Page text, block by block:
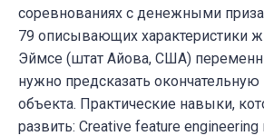
соревнованиях с денежными
79 описывающих характеристики
Эймсе (штат Айова, США)
нужно предсказать
объекта. Практические навыки,
развить: Creative feature